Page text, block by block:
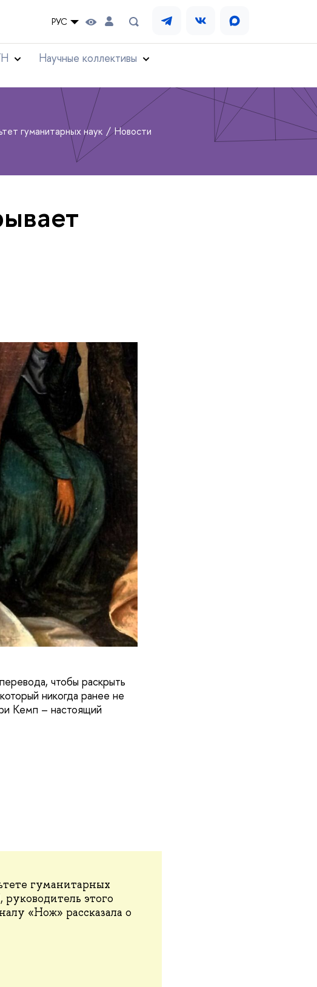
РУС
Научные коллективы
гуманитарных наук Новости
чтобы раскрыть
никогда ранее не
Кемп – настоящий
гуманитарных
этого
«Нож» рассказала о